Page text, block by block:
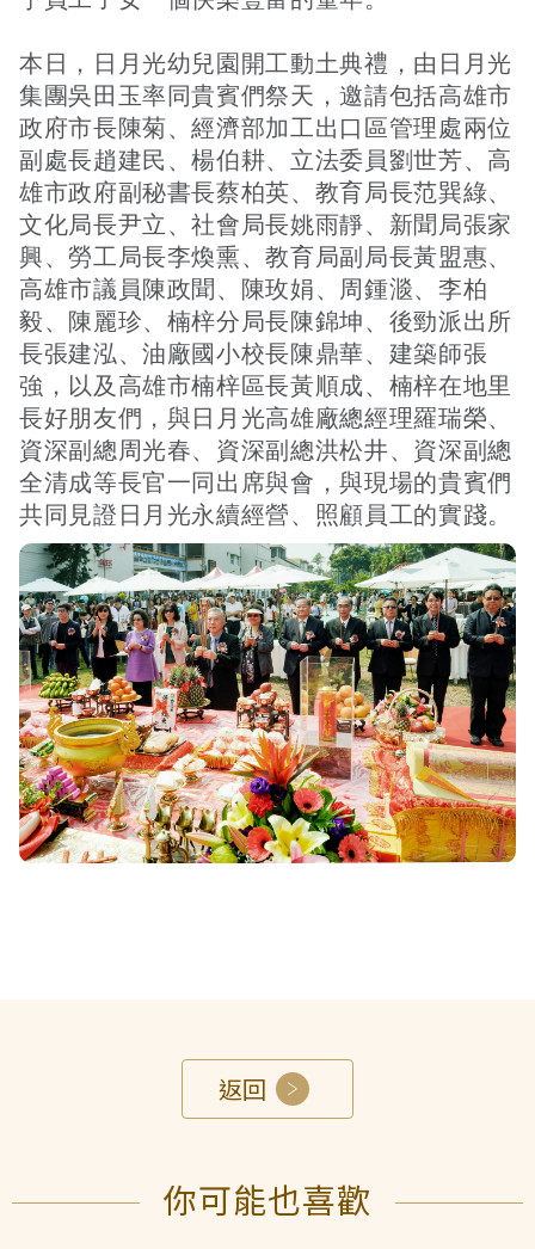
本日，日月光幼兒園開工動土典禮，由日月光
集團吳田玉率同貴賓們祭天，邀請包括高雄市
政府市長陳菊、經濟部加工出口區管理處兩位
副處長趙建民、楊伯耕、立法委員劉世芳、高
雄市政府副秘書長蔡柏英、教育局長范巽綠、
文化局長尹立、社會局長姚雨靜、新聞局張家
興、勞工局長李煥熏、教育局副局長黃盟惠、
高雄市議員陳政聞、陳玫娟、周鍾㴴、李柏
毅、陳麗珍、楠梓分局長陳錦坤、後勁派出所
長張建泓、油廠國小校長陳鼎華、建築師張
強，以及高雄市楠梓區長黃順成、楠梓在地里
長好朋友們，與日月光高雄廠總經理羅瑞榮、
資深副總周光春、資深副總洪松井、資深副總
全清成等長官一同出席與會，與現場的貴賓們
共同見證日月光永續經營、照顧員工的實踐。
返回
你可能也喜歡